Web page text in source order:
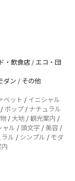
・飲食店 / エコ・団
ダン / その他
ベット / イニシャル
/ ポップ / ナチュラル
/大地 / 観光案内 /
ャル / 頭文字 /美容 /
ル / シンプル / モダ